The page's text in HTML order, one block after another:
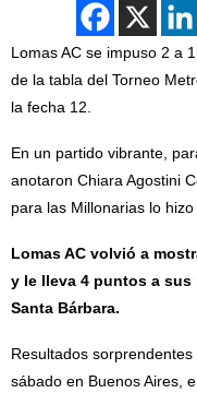
Lomas AC se impuso 2 a
de la tabla del Torneo
la fecha 12.
En un partido vibrante,
anotaron Chiara Agostini
para las Millonarias lo
Lomas AC volvió a
y le lleva 4 puntos a sus
Santa Bárbara.
Resultados
sábado en Buenos Aires,